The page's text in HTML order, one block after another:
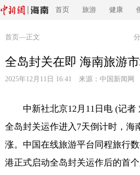
首页 旅游 健康
首页 —正文
全岛封关在即 海南旅游
2025年12月11日 16:41 来源： 中国新闻网
中新社北京12月11日电 (记者
全岛封关运作进入7天倒计时，海
涨。中国在线旅游平台同程旅行
港正式启动全岛封关运作后的首